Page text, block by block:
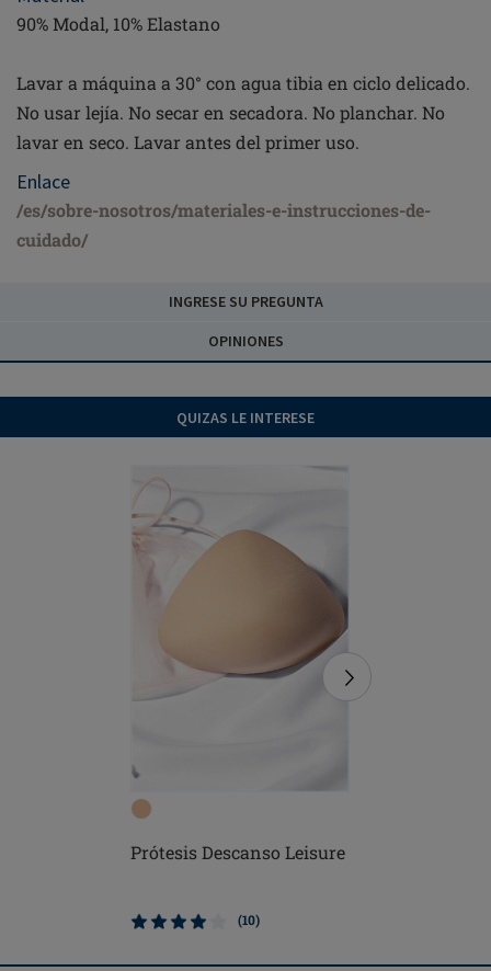
90% Modal, 10% Elastano
Lavar a máquina a 30° con agua tibia en ciclo delicado.
No usar lejía. No secar en secadora. No planchar. No
lavar en seco. Lavar antes del primer uso.
Enlace
/es/sobre-nosotros/materiales-e-instrucciones-de-
cuidado/
INGRESE SU PREGUNTA
OPINIONES
QUIZAS LE INTERESE
Prótesis Descanso Leisure
(10)